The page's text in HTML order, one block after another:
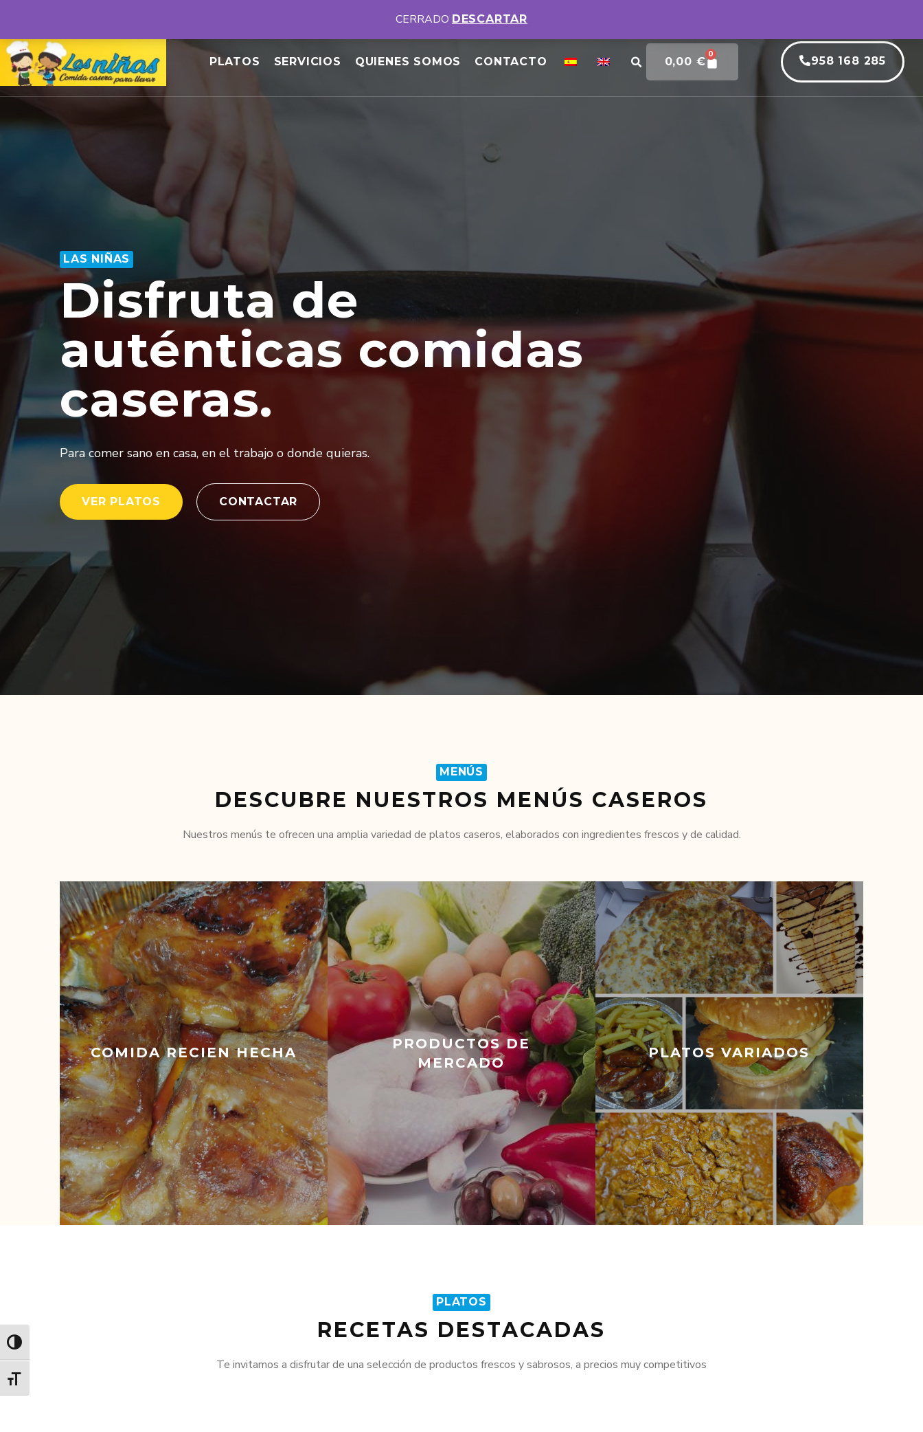
ALTERNAR ALTO CONTRASTE
ALTERNAR TAMAÑO DE LETRA
DISPONEMOS DE DIFERENTES MENÚS DIARIOS
PLATOS SERVICIOS QUIENES SOMOS CONTACTO 0,00 €
0
958 168 285
LAS NIÑAS
Disfruta de
auténticas comidas
caseras.
Para comer sano en casa, en el trabajo o donde quieras.
VER PLATOS CONTACTAR
MENÚS
DESCUBRE NUESTROS MENÚS CASEROS
Nuestros menús te ofrecen una amplia variedad de platos caseros, elaborados con ingredientes frescos y de calidad.
COMIDA RECIEN HECHA
PRODUCTOS DE
MERCADO
PLATOS VARIADOS
PLATOS
RECETAS DESTACADAS
Te invitamos a disfrutar de una selección de productos frescos y sabrosos, a precios muy competitivos
CERRADO DESCARTAR